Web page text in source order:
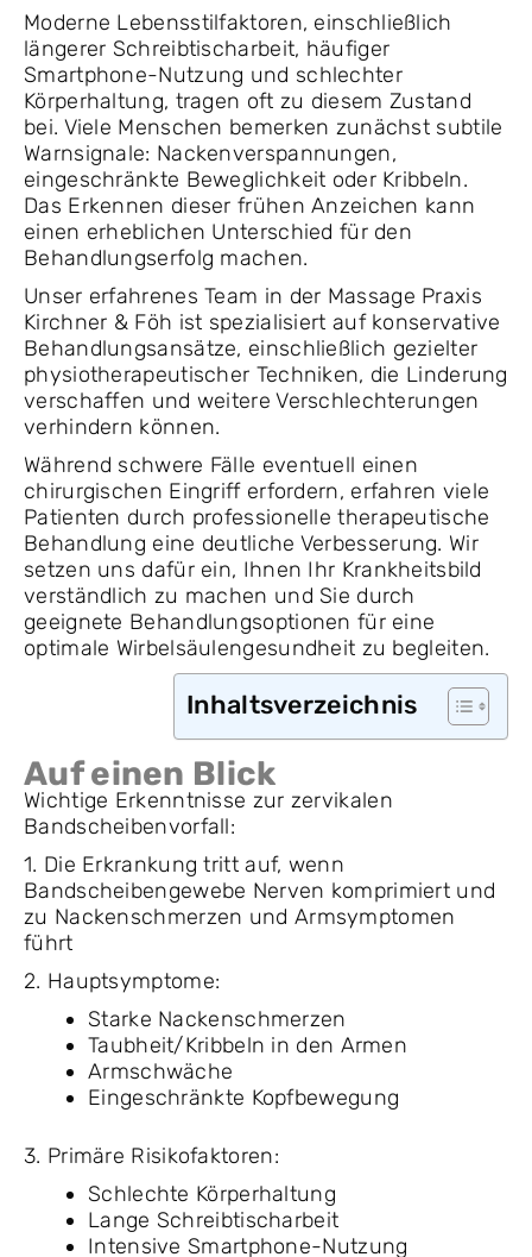
Moderne Lebensstilfaktoren, einschließlich
längerer Schreibtischarbeit, häufiger
Smartphone-Nutzung und schlechter
Körperhaltung, tragen oft zu diesem Zustand
bei. Viele Menschen bemerken zunächst subtile
Warnsignale: Nackenverspannungen,
eingeschränkte Beweglichkeit oder Kribbeln.
Das Erkennen dieser frühen Anzeichen kann
einen erheblichen Unterschied für den
Behandlungserfolg machen.
Unser erfahrenes Team in der Massage Praxis
Kirchner & Föh ist spezialisiert auf konservative
Behandlungsansätze, einschließlich gezielter
physiotherapeutischer Techniken, die Linderung
verschaffen und weitere Verschlechterungen
verhindern können.
Während schwere Fälle eventuell einen
chirurgischen Eingriff erfordern, erfahren viele
Patienten durch professionelle therapeutische
Behandlung eine deutliche Verbesserung. Wir
setzen uns dafür ein, Ihnen Ihr Krankheitsbild
verständlich zu machen und Sie durch
geeignete Behandlungsoptionen für eine
optimale Wirbelsäulengesundheit zu begleiten.
Inhaltsverzeichnis
Auf einen Blick
Wichtige Erkenntnisse zur zervikalen
Bandscheibenvorfall:
1. Die Erkrankung tritt auf, wenn
Bandscheibengewebe Nerven komprimiert und
zu Nackenschmerzen und Armsymptomen
führt
2. Hauptsymptome:
Starke Nackenschmerzen
Taubheit/Kribbeln in den Armen
Armschwäche
Eingeschränkte Kopfbewegung
3. Primäre Risikofaktoren:
Schlechte Körperhaltung
Lange Schreibtischarbeit
Intensive Smartphone-Nutzung